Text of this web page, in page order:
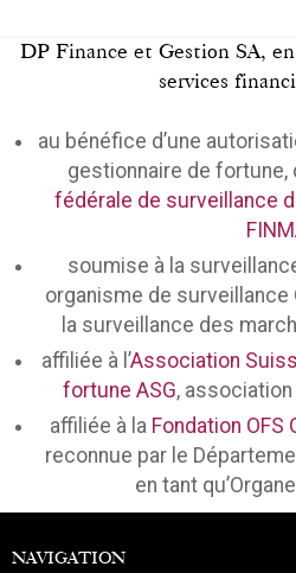
DP Finance et Gestion SA,
services
au bénéfice d’une
gestionnaire de fortune,
fédérale de surveillance
soumise à la
organisme de surveillance
la surveillance des
affiliée à l’Association
fortune ASG,
affiliée à la Fondation OFS
reconnue par le
en tant
NAVIGATION